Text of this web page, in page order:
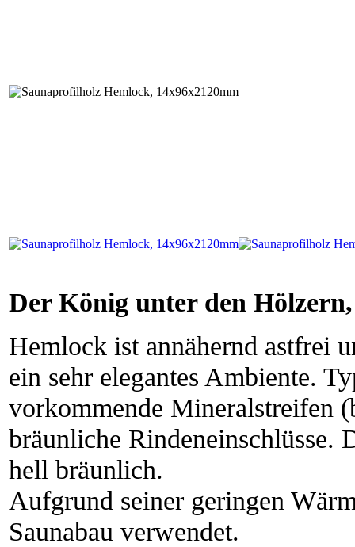
Der König unter den
Hemlock ist annähernd astfrei
ein sehr elegantes Ambiente.
vorkommende Mineralstreifen
bräunliche Rindeneinschlüsse.
hell bräunlich.
Aufgrund seiner geringen
Saunabau verwendet.